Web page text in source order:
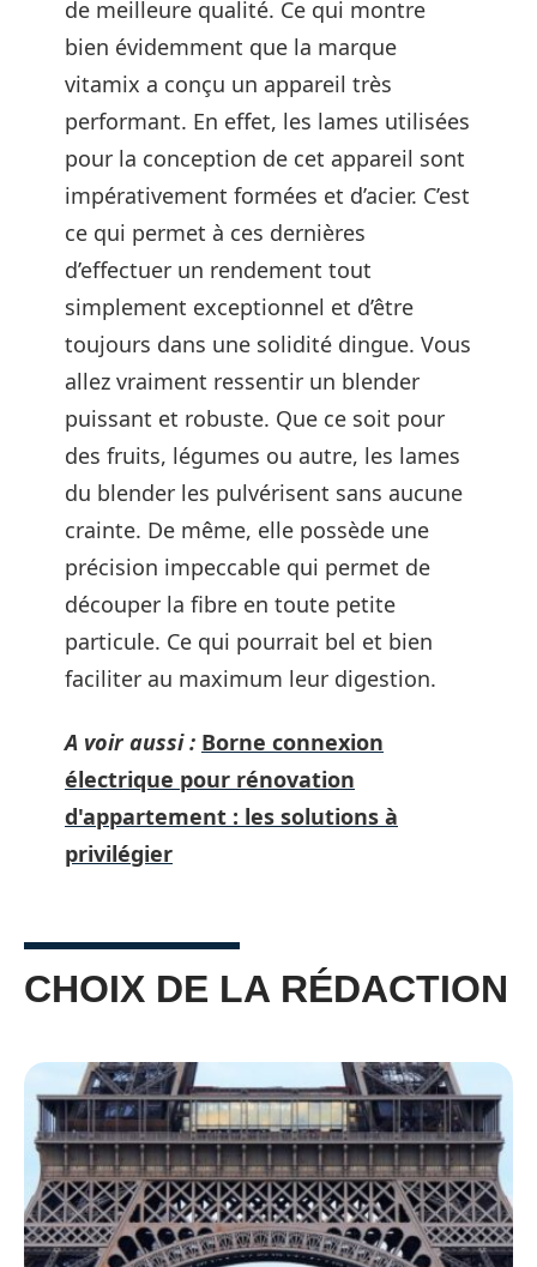
de meilleure qualité. Ce qui montre
bien évidemment que la marque
vitamix a conçu un appareil très
performant. En effet, les lames utilisées
pour la conception de cet appareil sont
impérativement formées et d’acier. C’est
ce qui permet à ces dernières
d’effectuer un rendement tout
simplement exceptionnel et d’être
toujours dans une solidité dingue. Vous
allez vraiment ressentir un blender
puissant et robuste. Que ce soit pour
des fruits, légumes ou autre, les lames
du blender les pulvérisent sans aucune
crainte. De même, elle possède une
précision impeccable qui permet de
découper la fibre en toute petite
particule. Ce qui pourrait bel et bien
faciliter au maximum leur digestion.
A voir aussi : Borne connexion
électrique pour rénovation
d'appartement : les solutions à
privilégier
CHOIX DE LA RÉDACTION